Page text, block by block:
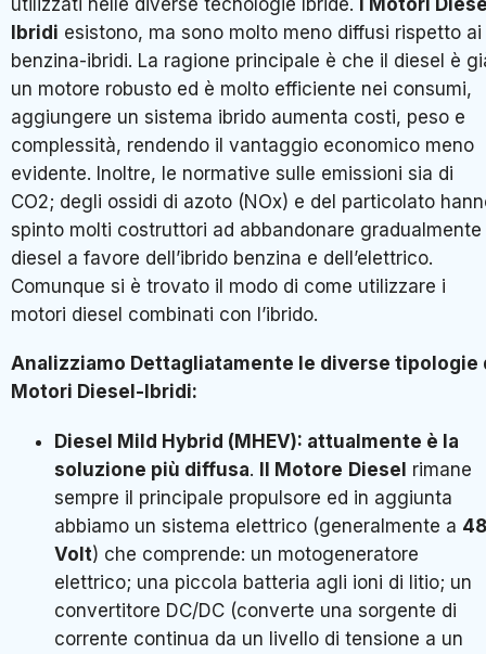
Ibridi esistono, ma sono molto meno diffusi rispetto ai
benzina-ibridi. La ragione principale è che il diesel è
un motore robusto ed è molto efficiente nei consumi,
aggiungere un sistema ibrido aumenta costi, peso e
complessità, rendendo il vantaggio economico meno
evidente. Inoltre, le normative sulle emissioni sia di
CO2; degli ossidi di azoto (NOx) e del particolato
spinto molti costruttori ad abbandonare gradualmente
diesel a favore dell’ibrido benzina e dell’elettrico.
Comunque si è trovato il modo di come utilizzare i
motori diesel combinati con l’ibrido.
Analizziamo Dettagliatamente le diverse tipologie
Motori Diesel-Ibridi:
Diesel Mild Hybrid (MHEV): attualmente è la
soluzione più diffusa. Il Motore Diesel rimane
sempre il principale propulsore ed in aggiunta
abbiamo un sistema elettrico (generalmente a 48
Volt) che comprende: un motogeneratore
elettrico; una piccola batteria agli ioni di litio; un
convertitore DC/DC (converte una sorgente di
corrente continua da un livello di tensione a un